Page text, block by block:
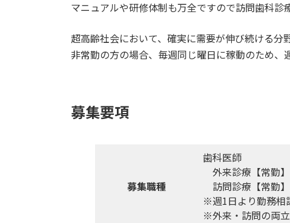
マニュアルや研修体制も万全ですので訪問歯科診
超高齢社会において、確実に需要が伸び続ける分野
非常勤の方の場合、毎週同じ曜日に稼動のため、
募集要項
募集職種
歯科医師
外来診療【常勤】
訪問診療【常勤】
※週1日より勤務相
※外来・訪問の両